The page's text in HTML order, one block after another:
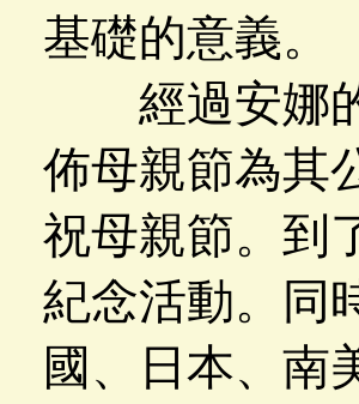
基礎的意義。
經過安娜的
佈母親節為其
祝母親節。到
紀念活動。同
國、日本、南